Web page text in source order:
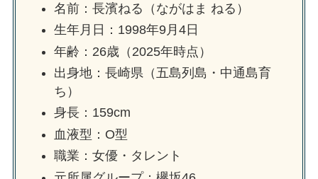
名前：長濱ねる（ながはま ねる）
生年月日：1998年9月4日
年齢：26歳（2025年時点）
出身地：長崎県（五島列島・中通島育
ち）
身長：159cm
血液型：O型
職業：女優・タレント